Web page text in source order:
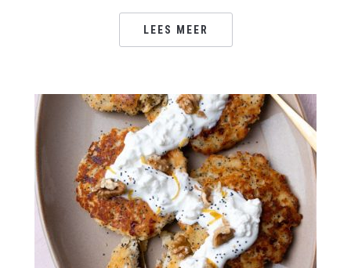
LEES MEER